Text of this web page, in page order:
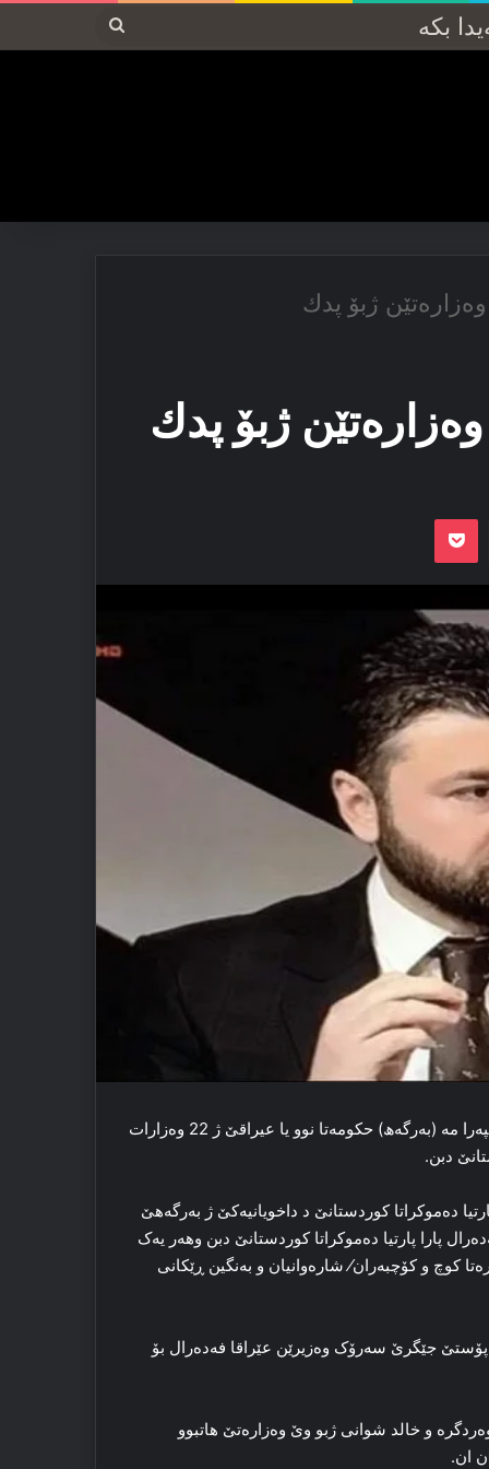
پەیدا
Odnoklassniki
Pocket
ل گۆر ئاگاداریێن ژ ناڤا پارلامەنتۆیا عیراقا فەدەرال گەھشتینە مالپەرا مە (بەرگەھ) حكومەتا نوو یا عیراقێ ژ 22 وەزارات
دەموکراتا کوردستانێ د داخویانیەكێ ژ بەرگەھێ
حکومەتا عێراقا فەدەرال پارا پارتیا دەموکراتا کوردستانێ دبن وھەر یەک
کوچ و کۆچبەران⁄ شارەوانیان و بەنگین ڕێکانی
پۆستێ جێگرێ سەرۆک وەزیرێن عێراقا فەدەرال بۆ
وەردگرە و خالد شوانی ژبو وێ وەزارەتێ ھاتبوو
ان.